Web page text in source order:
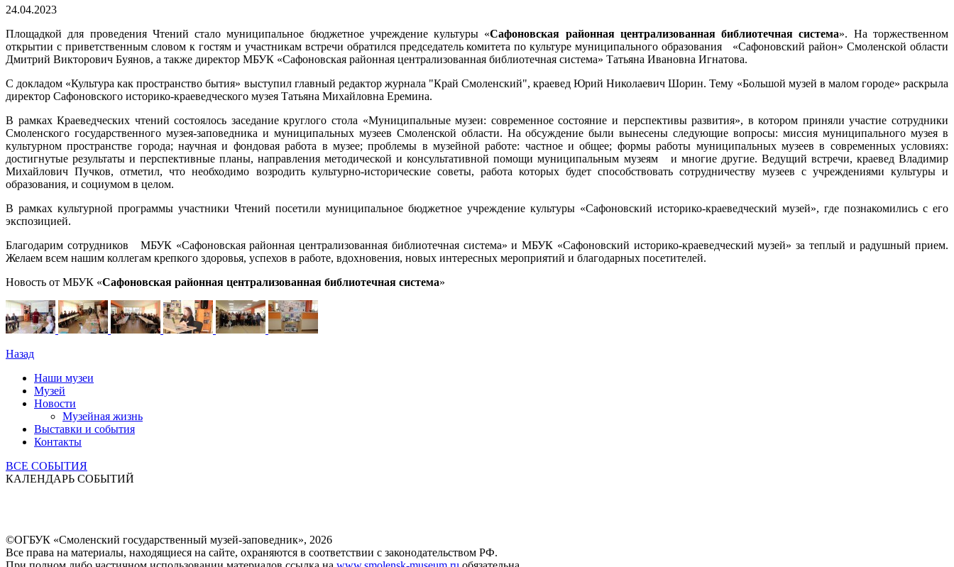
24.04.2023
Площадкой для проведения Чтений стало муниципальное бюджетное учреждение культуры «Сафоновская районная централизованная библиотечная система». На торжественном
открытии с приветственным словом к гостям и участникам встречи обратился председатель комитета по культуре муниципального образования «Сафоновский район» Смоленской области
Дмитрий Викторович Буянов, а также директор МБУК «Сафоновская районная централизованная библиотечная система» Татьяна Ивановна Игнатова.
С докладом «Культура как пространство бытия» выступил главный редактор журнала "Край Смоленский", краевед Юрий Николаевич Шорин. Тему «Большой музей в малом городе» раскрыла
директор Сафоновского историко-краеведческого музея Татьяна Михайловна Еремина.
В рамках Краеведческих чтений состоялось заседание круглого стола «Муниципальные музеи: современное состояние и перспективы развития», в котором приняли участие сотрудники
Смоленского государственного музея-заповедника и муниципальных музеев Смоленской области. На обсуждение были вынесены следующие вопросы: миссия муниципального музея в
культурном пространстве города; научная и фондовая работа в музее; проблемы в музейной работе: частное и общее; формы работы муниципальных музеев в современных условиях:
достигнутые результаты и перспективные планы, направления методической и консультативной помощи муниципальным музеям и многие другие. Ведущий встречи, краевед Владимир
Михайлович Пучков, отметил, что необходимо возродить культурно-исторические советы, работа которых будет способствовать сотрудничеству музеев с учреждениями культуры и
образования, и социумом в целом.
В рамках культурной программы участники Чтений посетили муниципальное бюджетное учреждение культуры «Сафоновский историко-краеведческий музей», где познакомились с его
экспозицией.
Благодарим сотрудников МБУК «Сафоновская районная централизованная библиотечная система» и МБУК «Сафоновский историко-краеведческий музей» за теплый и радушный прием.
Желаем всем нашим коллегам крепкого здоровья, успехов в работе, вдохновения, новых интересных мероприятий и благодарных посетителей.
Новость от МБУК «Сафоновская районная централизованная библиотечная система»
Назад
Наши музеи
Музей
Новости
Музейная жизнь
Выставки и события
Контакты
ВСЕ СОБЫТИЯ
КАЛЕНДАРЬ СОБЫТИЙ
©ОГБУК «Смоленский государственный музей-заповедник», 2026
Все права на материалы, находящиеся на сайте, охраняются в соответствии с законодательством РФ.